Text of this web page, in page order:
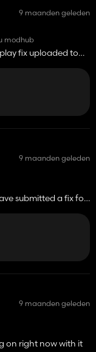
9 maanden geleden
modhub
fix uploaded to
9 maanden geleden
submitted a fix for
2 weeks that's if
time around, any
9 maanden geleden
on right now with it